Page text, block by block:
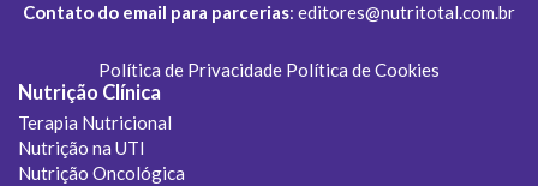
Contato do email para parcerias: editores@nutritotal.com.br
Política de Privacidade Política de Cookies
Nutrição Clínica
Terapia Nutricional
Nutrição na UTI
Nutrição Oncológica